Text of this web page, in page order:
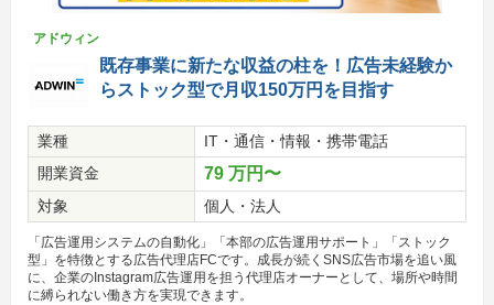
アドウィン
既存事業に新たな収益の柱を！広告未経験か
らストック型で月収150万円を目指す
業種
IT・通信・情報・携帯電話
開業資金
79 万円〜
対象 個人・法人
「広告運用システムの自動化」「本部の広告運用サポート」「ストック
型」を特徴とする広告代理店FCです。成長が続くSNS広告市場を追い風
に、企業のInstagram広告運用を担う代理店オーナーとして、場所や時間
に縛られない働き方を実現できます。